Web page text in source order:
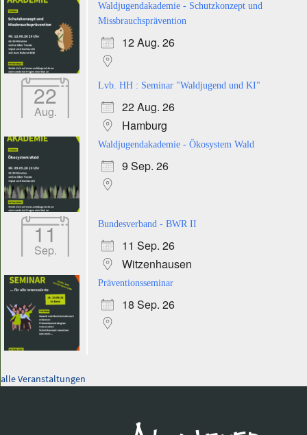
Waldjugendakademie - Schutzkonzept und
Missbrauchsprävention
12 Aug. 26
22
Aug.
Lvb. HH : Seminar "Waldjugend und KI"
22 Aug. 26
Hamburg
Waldjugendakademie - Ökosystem Wald
9 Sep. 26
11
Sep.
Bundesverband - BWR II
11 Sep. 26
Witzenhausen
Präventionsseminar
18 Sep. 26
alle Veranstaltungen